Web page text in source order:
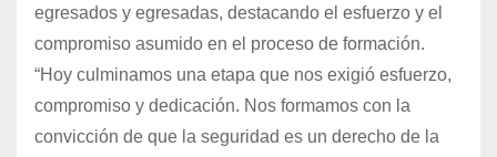
egresados y egresadas, destacando el esfuerzo y el
compromiso asumido en el proceso de formación.
“Hoy culminamos una etapa que nos exigió esfuerzo,
compromiso y dedicación. Nos formamos con la
convicción de que la seguridad es un derecho de la